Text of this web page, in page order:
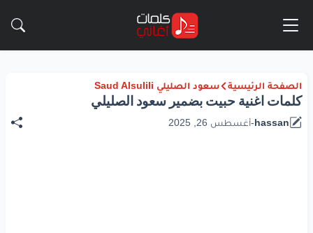
الصفحة الرئيسية سعود الصليلي Saud Alsulili
كلمات اغنية حبيت بضمير سعود الصليلي
hassan
-أغسطس 26, 2025